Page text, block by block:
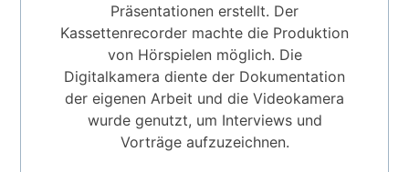
Präsentationen erstellt. Der
Kassettenrecorder machte die Produktion
von Hörspielen möglich. Die
Digitalkamera diente der Dokumentation
der eigenen Arbeit und die Videokamera
wurde genutzt, um Interviews und
Vorträge aufzuzeichnen.